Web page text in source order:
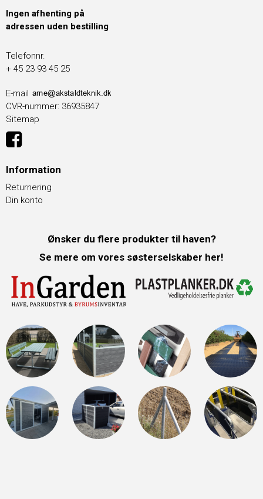
Ingen afhenting på
adressen uden bestilling
Telefonnr.
+ 45 23 93 45 25
E-mail
CVR-nummer: 36935847
Sitemap
Information
Returnering
Din konto
Ønsker du flere produkter til haven?
Se mere om vores søsterselskaber her!